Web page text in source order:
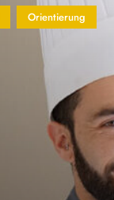
Orientierung